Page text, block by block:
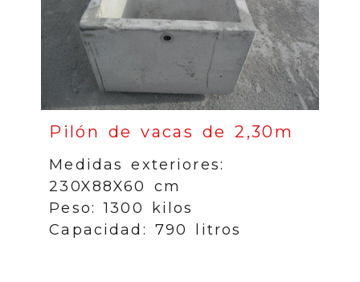
Pilón de vacas de 2,30m
Medidas exteriores:
230X88X60 cm
Peso: 1300 kilos
Capacidad: 790 litros